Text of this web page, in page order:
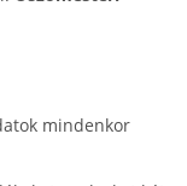
mindenkor